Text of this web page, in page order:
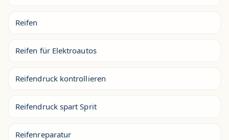
Reifen
Reifen für Elektroautos
Reifendruck kontrollieren
Reifendruck spart Sprit
Reifenreparatur